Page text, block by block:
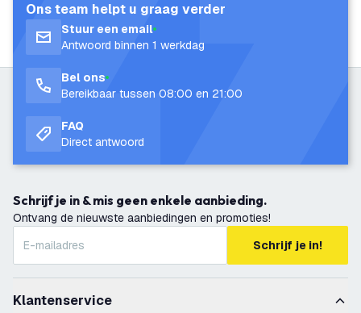
Ons team helpt u graag verder
Stuur een email
Antwoord binnen 1 werkdag
Bel ons
Bereikbaar tussen 08:00 en 21:00
FAQ
Direct antwoord
Schrijf je in & mis geen enkele aanbieding.
Ontvang de nieuwste aanbiedingen en promoties!
Schrijf je in!
Klantenservice